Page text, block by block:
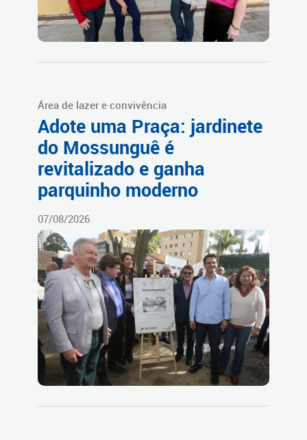
Área de lazer e convivência
Adote uma Praça: jardinete
do Mossunguê é
revitalizado e ganha
parquinho moderno
07/08/2026